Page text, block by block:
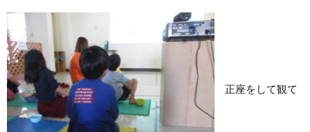
正座をして観て